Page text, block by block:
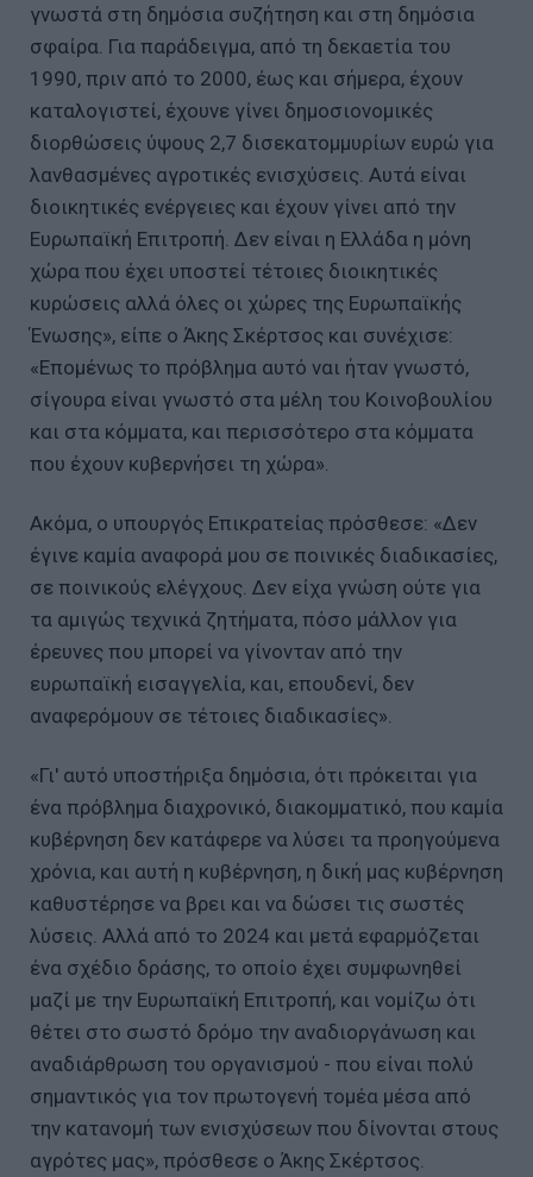
γνωστά στη δημόσια συζήτηση και στη δημόσια
σφαίρα. Για παράδειγμα, από τη δεκαετία του
1990, πριν από το 2000, έως και σήμερα, έχουν
καταλογιστεί, έχουνε γίνει δημοσιονομικές
διορθώσεις ύψους 2,7 δισεκατομμυρίων ευρώ για
λανθασμένες αγροτικές ενισχύσεις. Αυτά είναι
διοικητικές ενέργειες και έχουν γίνει από την
Ευρωπαϊκή Επιτροπή. Δεν είναι η Ελλάδα η μόνη
χώρα που έχει υποστεί τέτοιες διοικητικές
κυρώσεις αλλά όλες οι χώρες της Ευρωπαϊκής
Ένωσης», είπε ο Άκης Σκέρτσος και συνέχισε:
«Επομένως το πρόβλημα αυτό ναι ήταν γνωστό,
σίγουρα είναι γνωστό στα μέλη του Κοινοβουλίου
και στα κόμματα, και περισσότερο στα κόμματα
που έχουν κυβερνήσει τη χώρα».
Ακόμα, ο υπουργός Επικρατείας πρόσθεσε: «Δεν
έγινε καμία αναφορά μου σε ποινικές διαδικασίες,
σε ποινικούς ελέγχους. Δεν είχα γνώση ούτε για
τα αμιγώς τεχνικά ζητήματα, πόσο μάλλον για
έρευνες που μπορεί να γίνονταν από την
ευρωπαϊκή εισαγγελία, και, επουδενί, δεν
αναφερόμουν σε τέτοιες διαδικασίες».
«Γι' αυτό υποστήριξα δημόσια, ότι πρόκειται για
ένα πρόβλημα διαχρονικό, διακομματικό, που καμία
κυβέρνηση δεν κατάφερε να λύσει τα προηγούμενα
χρόνια, και αυτή η κυβέρνηση, η δική μας κυβέρνηση
καθυστέρησε να βρει και να δώσει τις σωστές
λύσεις. Αλλά από το 2024 και μετά εφαρμόζεται
ένα σχέδιο δράσης, το οποίο έχει συμφωνηθεί
μαζί με την Ευρωπαϊκή Επιτροπή, και νομίζω ότι
θέτει στο σωστό δρόμο την αναδιοργάνωση και
αναδιάρθρωση του οργανισμού - που είναι πολύ
σημαντικός για τον πρωτογενή τομέα μέσα από
την κατανομή των ενισχύσεων που δίνονται στους
αγρότες μας», πρόσθεσε ο Άκης Σκέρτσος.